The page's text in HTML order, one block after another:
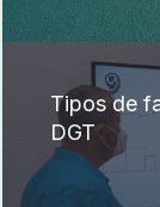
Tipos de
DGT